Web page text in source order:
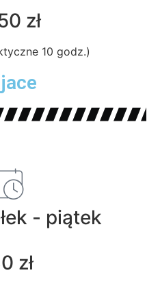
zł
10 godz.)
- piątek
zł